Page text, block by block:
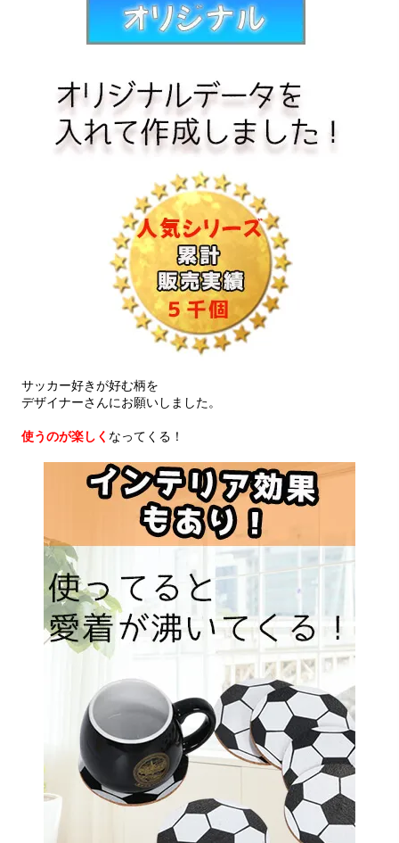
サッカー好きが好む柄を
デザイナーさんにお願いしました。
使うのが楽しく なってくる！